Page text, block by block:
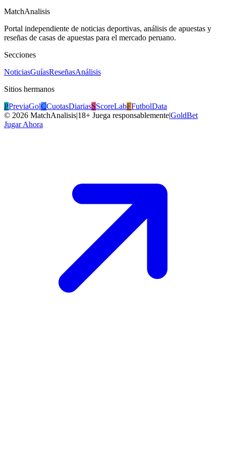
MatchAnalisis
Portal independiente de noticias deportivas, análisis de apuestas y
reseñas de casas de apuestas para el mercado peruano.
Secciones
NoticiasGuíasReseñasAnálisis
Sitios hermanos
PPreviaGolCCuotasDiariasSScoreLabFFutbolData
© 2026 MatchAnalisis|18+ Juega responsablemente|GoldBet
Jugar Ahora